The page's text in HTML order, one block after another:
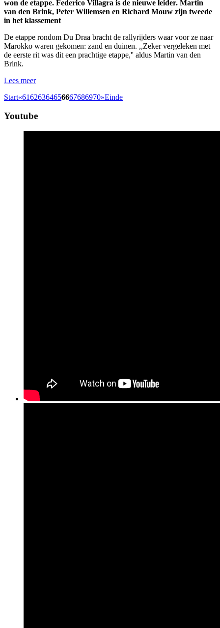
won de etappe. Federico Villagra is de nieuwe leider. Martin
van den Brink, Peter Willemsen en Richard Mouw zijn tweede
in het klassement
De etappe rondom Du Draa bracht de rallyrijders waar voor ze naar
Marokko waren gekomen: zand en duinen. ,,Zeker vergeleken met
de eerste rit was dit een prachtige etappe,'' aldus Martin van den
Brink.
Lees meer
Start«61626364656667686970»Einde
Youtube